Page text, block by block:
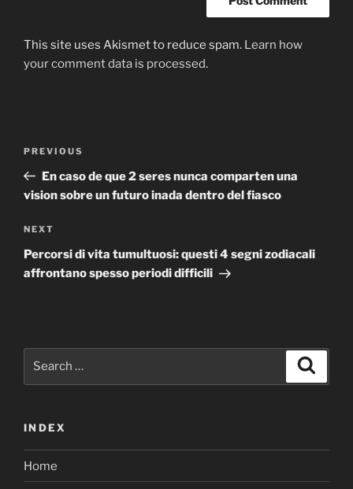
This site uses Akismet to reduce spam. Learn how
your comment data is processed.
Previous
Post
PREVIOUS
En caso de que 2 seres nunca comparten una
vision sobre un futuro inada dentro del fiasco
Next
Post
NEXT
Percorsi di vita tumultuosi: questi 4 segni zodiacali
affrontano spesso periodi difficili
INDEX
Home